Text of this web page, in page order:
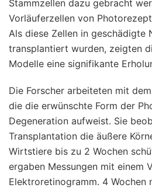
Stammzellen dazu gebracht
Vorläuferzellen von
Als diese Zellen in geschädigte
transplantiert wurden, zeigten
Modelle eine signifikante
Die Forscher arbeiteten mit
die die erwünschte Form der
Degeneration aufweist. Sie
Transplantation die äußere
Wirtstiere bis zu 2 Wochen
ergaben Messungen mit einem
Elektroretinogramm. 4 Wochen